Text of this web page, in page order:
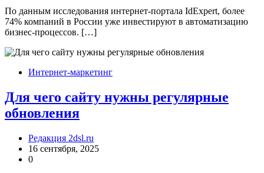
По данным исследования интернет-портала IdExpert, более
74% компаний в России уже инвестируют в автоматизацию
бизнес-процессов. […]
Интернет-маркетинг
Для чего сайту нужны регулярные
обновления
Редакция 2dsl.ru
16 сентября, 2025
0